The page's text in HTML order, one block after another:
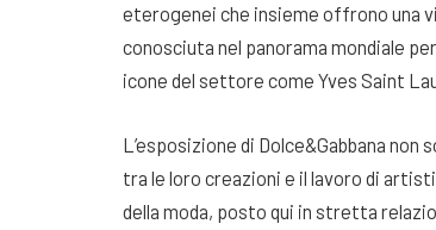
eterogenei che insieme offrono una
conosciuta nel panorama mondiale
icone del settore come Yves Saint
L’esposizione di Dolce&Gabbana
tra le loro creazioni e il lavoro di
della moda, posto qui in stretta